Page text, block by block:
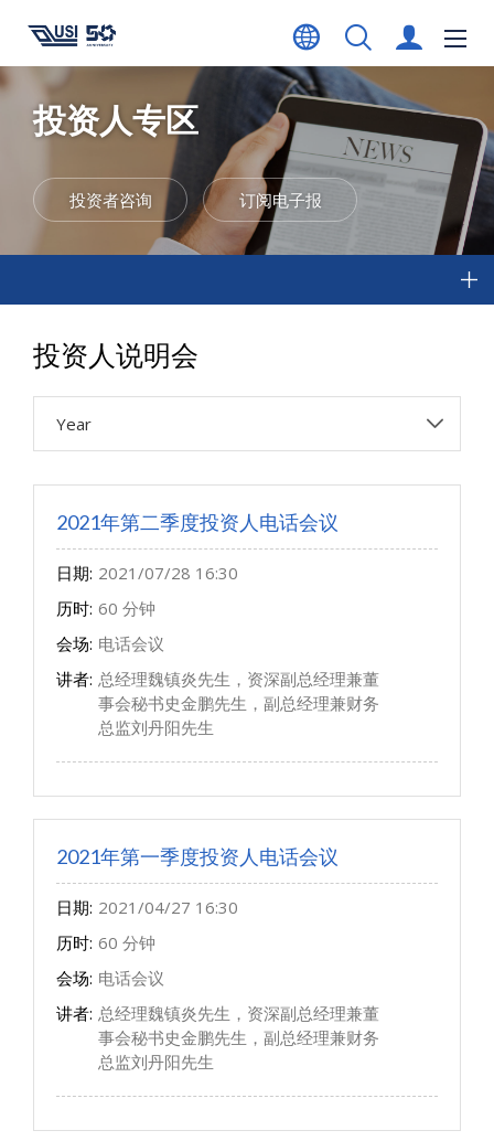
投资人专区
投资者咨询 订阅电子报
投资人说明会
Year
2021年第二季度投资人电话会议
日期: 2021/07/28 16:30
历时: 60 分钟
会场: 电话会议
讲者: 总经理魏镇炎先生，资深副总经理兼董
事会秘书史金鹏先生，副总经理兼财务
总监刘丹阳先生
2021年第一季度投资人电话会议
日期: 2021/04/27 16:30
历时: 60 分钟
会场: 电话会议
讲者: 总经理魏镇炎先生，资深副总经理兼董
事会秘书史金鹏先生，副总经理兼财务
总监刘丹阳先生